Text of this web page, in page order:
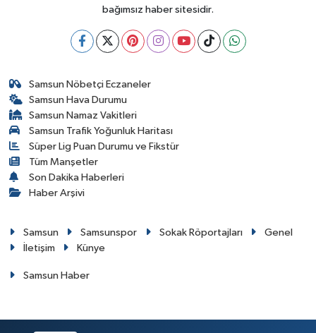
bağımsız haber sitesidir.
Samsun Nöbetçi Eczaneler
Samsun Hava Durumu
Samsun Namaz Vakitleri
Samsun Trafik Yoğunluk Haritası
Süper Lig Puan Durumu ve Fikstür
Tüm Manşetler
Son Dakika Haberleri
Haber Arşivi
Samsun Samsunspor Sokak Röportajları
Genel
İletişim
Künye
Samsun Haber